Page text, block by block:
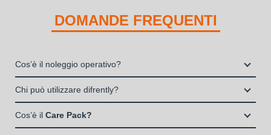
DOMANDE FREQUENTI
Cos’è il noleggio operativo?
Il noleggio, o locazione operativa, è una soluzione che
alla propria attività a fronte del pagamento di un canone fisso
periodico.
Chi può utilizzare difrently?
Liberi Professionisti e Studi Associati
Cos’è il Care Pack?